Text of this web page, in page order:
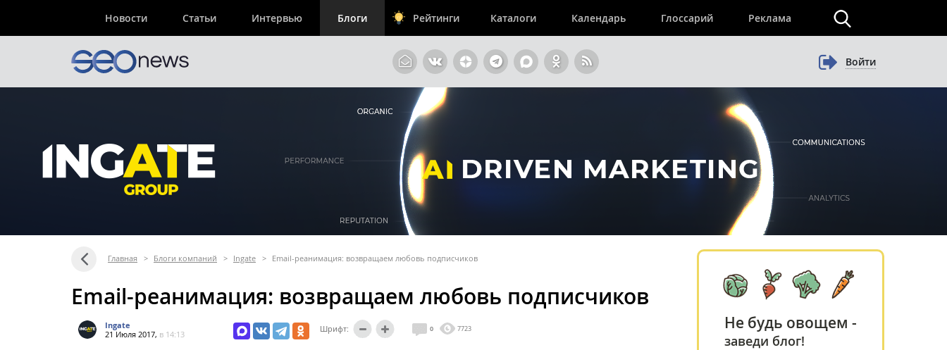
Новости Статьи Интервью Блоги Рейтинги Каталоги Календарь Глоссарий Реклама
Войти
Главная > Блоги компаний > Ingate > Еmail-реанимация: возвращаем любовь подписчиков
Еmail-реанимация: возвращаем любовь подписчиков
Ingate
21 Июля 2017, в 14:13
Шрифт: 0 7723 Не будь овощем -
заведи блог!